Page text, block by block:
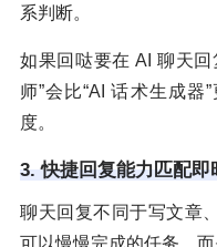
系判断。
如果回哒要在 AI 聊天
师”会比“AI 话术生成器
度。
3. 快捷回复能力匹配即
聊天回复不同于写文章
可以慢慢完成的任务，而